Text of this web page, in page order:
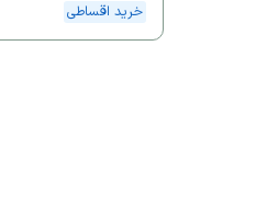
خرید اقساطی